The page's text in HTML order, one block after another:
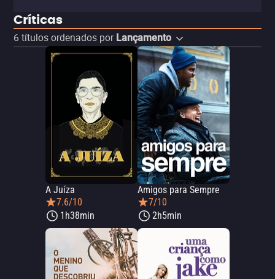
Críticas
6 títulos ordenados por Lançamento
A Juíza
7.6/10
1h38min
Amigos para Sempre
7/10
2h5min